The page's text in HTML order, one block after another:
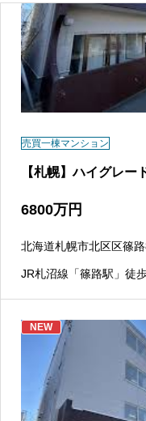
売買一棟マンション
【札幌】ハイグレ
6800万円
北海道札幌市北区区篠
JR札沼線「篠路駅」徒
NEW